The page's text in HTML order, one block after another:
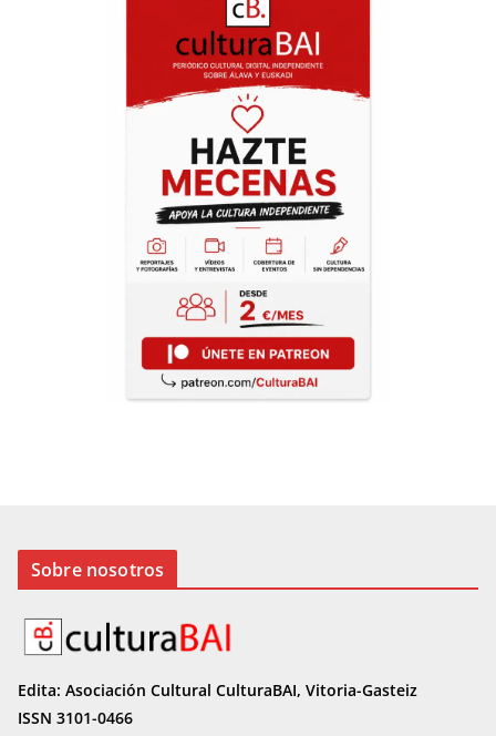
Sobre nosotros
Edita: Asociación Cultural CulturaBAI, Vitoria-Gasteiz
ISSN 3101-0466